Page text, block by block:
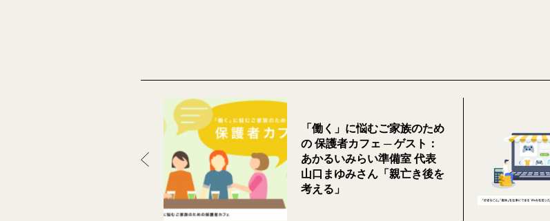
「働く」に悩むご家族のため
の 保護者カフェ ─ ゲスト：
あかるいみらい準備室 代表
山口まゆみさん「親亡き後を
考える」